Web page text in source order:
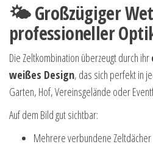
🌤 Großzügiger
professioneller
Die Zeltkombination überzeugt durch ihr
weißes Design, das sich perfekt in
Garten, Hof, Vereinsgelände oder
Auf dem Bild gut sichtbar:
Mehrere verbundene Zeltdächer